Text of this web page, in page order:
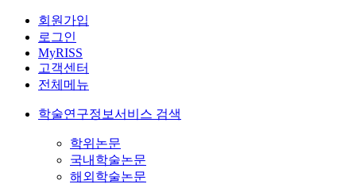
회원가입
로그인
MyRISS
고객센터
전체메뉴
학술연구정보서비스 검색
학위논문
국내학술논문
해외학술논문